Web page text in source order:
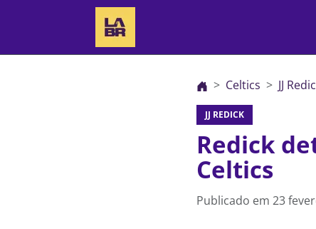
Celtics JJ
JJ REDICK
Redick
Celtics
Publicado em 23